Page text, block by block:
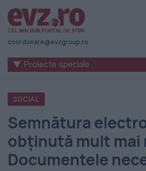
Știri
naționale
internaționale
România
-
Evenimentul
Zilei
coordonare@evzgroup.ro
▼ Proiecte speciale
SOCIAL
Semnătura
obținută mult mai
Documentele